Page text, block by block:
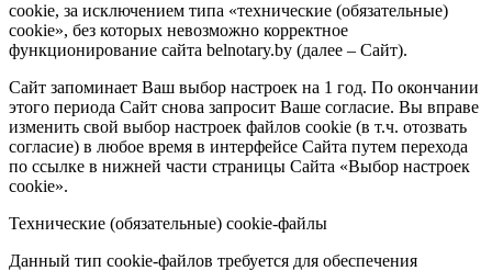
cookie, за исключением типа «технические (обязательные)
cookie», без которых невозможно корректное
функционирование сайта belnotary.by (далее – Сайт).
Сайт запоминает Ваш выбор настроек на 1 год. По окончании
этого периода Сайт снова запросит Ваше согласие. Вы вправе
изменить свой выбор настроек файлов cookie (в т.ч. отозвать
согласие) в любое время в интерфейсе Сайта путем перехода
по ссылке в нижней части страницы Сайта «Выбор настроек
cookie».
Технические (обязательные) cookie-файлы
Данный тип cookie-файлов требуется для обеспечения